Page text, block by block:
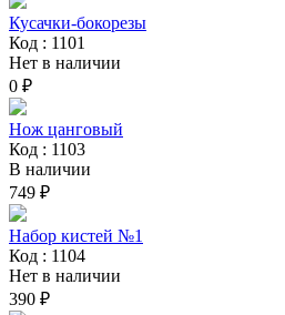
Кусачки-бокорезы
Код : 1101
Нет в наличии
0 ₽
Нож цанговый
Код : 1103
В наличии
749 ₽
Набор кистей №1
Код : 1104
Нет в наличии
390 ₽